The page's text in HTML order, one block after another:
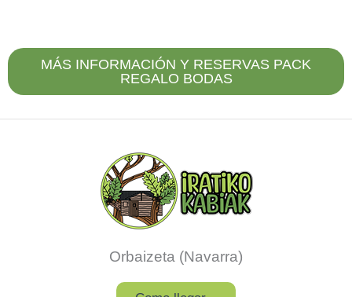
MÁS INFORMACIÓN Y RESERVAS PACK
REGALO BODAS
Orbaizeta (Navarra)